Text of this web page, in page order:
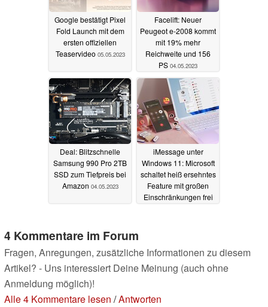
Google bestätigt Pixel
Fold Launch mit dem
ersten offiziellen
Teaservideo 05.05.2023
Facelift: Neuer
Peugeot e-2008 kommt
mit 19% mehr
Reichweite und 156
PS 04.05.2023
Deal: Blitzschnelle
Samsung 990 Pro 2TB
SSD zum Tiefpreis bei
Amazon 04.05.2023
iMessage unter
Windows 11: Microsoft
schaltet heiß ersehntes
Feature mit großen
Einschränkungen frei
4 Kommentare im Forum
Fragen, Anregungen, zusätzliche Informationen zu diesem
Artikel? - Uns interessiert Deine Meinung (auch ohne
Anmeldung möglich)!
Alle 4 Kommentare lesen /Antworten